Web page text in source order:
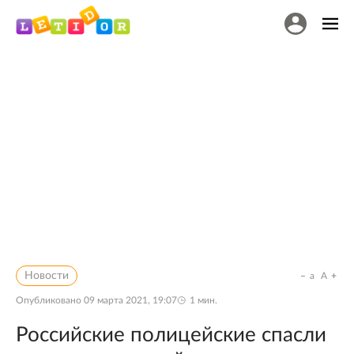
Новости
Опубликовано 09 марта 2021, 19:07 1 мин.
a A
Российские полицейские спасли